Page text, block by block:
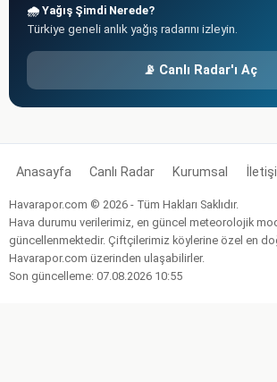
🌧️ Yağış Şimdi Nerede?
Türkiye geneli anlık yağış radarını izleyin.
📡 Canlı Radar'ı Aç
Anasayfa Canlı Radar Kurumsal
Havarapor.com © 2026 - Tüm Hakları Saklıdır.
Hava durumu verilerimiz, en güncel meteorolojik
güncellenmektedir. Çiftçilerimiz köylerine özel en
Havarapor.com üzerinden ulaşabilirler.
Son güncelleme: 07.08.2026 10:55